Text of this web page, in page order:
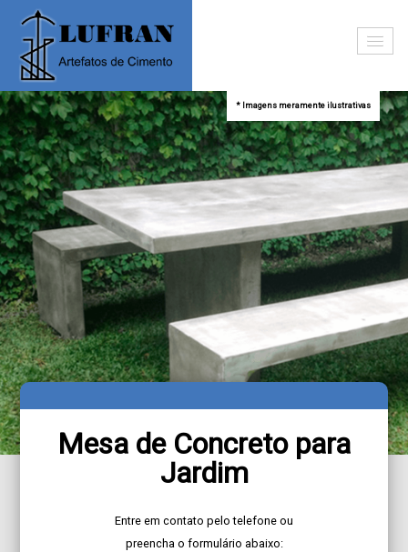
Mesa de Concreto para
Jardim
Entre em contato pelo telefone ou
preencha o formulário abaixo:
* Imagens meramente ilustrativas